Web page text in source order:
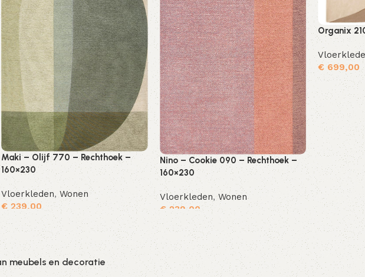
Maki – Olijf 770 – Rechthoek –
160×230
Vloerkleden, Wonen
€239,00
Nino – Cookie 090 – Rechthoek –
160×230
Vloerkleden,Wonen
€ 239,00
Toevoegen aan winkelwagen
Organix
€ 699,00
meubels en decoratie